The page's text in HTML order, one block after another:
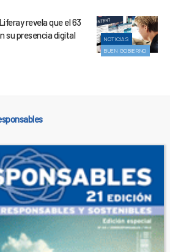
NOTICIAS
BUEN GOBIERNO
revela que el 63
su presencia digital